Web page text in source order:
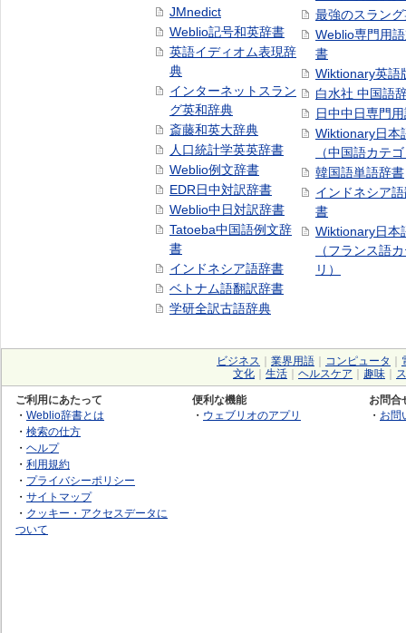
JMnedict
Weblio記号和英辞書
英語イディオム表現辞
典
インターネットスラン
グ英和辞典
斎藤和英大辞典
人口統計学英英辞書
Weblio例文辞書
EDR日中対訳辞書
Weblio中日対訳辞書
Tatoeba中国語例文辞
書
インドネシア語辞書
ベトナム語翻訳辞書
学研全訳古語辞典
最強のスラン
Weblio専門用
書
Wiktionary英語
白水社 中国語
日中中日専門
Wiktionary日本
（中国語カテ
韓国語単語辞書
インドネシア
書
Wiktionary日本
（フランス語
リ）
ビジネス 業界用語 コンピュータ
文化
生活 ヘルスケア 趣味
ご利用にあたって
・ Weblio辞書とは
・ 検索の仕方
・ ヘルプ
・ 利用規約
・ プライバシーポリシー
・ サイトマップ
・ クッキー・アクセスデータに
ついて
便利な機能
・ ウェブリオのアプリ
お問合
・ お問